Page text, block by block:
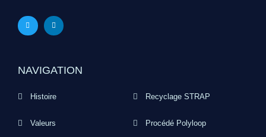
NAVIGATION
Histoire
Valeurs
Recyclage STRAP
Procédé Polyloop